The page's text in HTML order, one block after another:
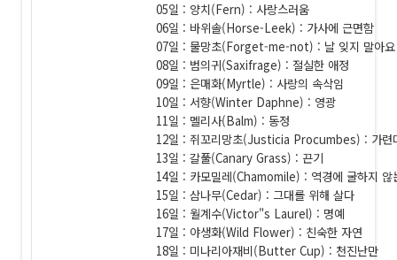
05일 : 양치(Fern) : 사랑스러움
06일 : 바위솔(Horse-Leek) : 가사에 근면함
07일 : 물망초(Forget-me-not) : 날 잊지 말아요
08일 : 범의귀(Saxifrage) : 절실한 애정
09일 : 은매화(Myrtle) : 사랑의 속삭임
10일 : 서향(Winter Daphne) : 영광
11일 : 멜리사(Balm) : 동정
12일 : 쥐꼬리망초(Justicia Procumbes) : 가련
13일 : 갈풀(Canary Grass) : 끈기
14일 : 카모밀레(Chamomile) : 역경에 굴하지 않
15일 : 삼나무(Cedar) : 그대를 위해 살다
16일 : 월계수(Victor"s Laurel) : 명예
17일 : 야생화(Wild Flower) : 친숙한 자연
18일 : 미나리아재비(Butter Cup) : 천진난만